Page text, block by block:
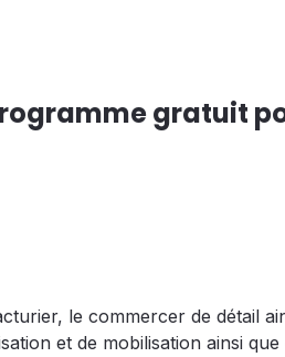
gratuit
le commercer de détail
et de mobilisation ainsi que